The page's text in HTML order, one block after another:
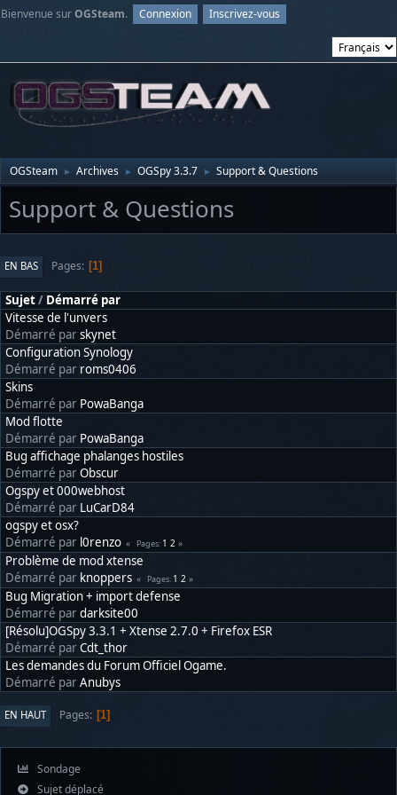
Bienvenue surOGSteam. Connexion Inscrivez-vous
OGSteam ► Archives ► OGSpy 3.3.7 ► Support & Questions
Support & Questions
EN BAS Pages 1
Sujet/ Démarré par
Vitesse de l'unvers
Démarré parskynet
Configuration Synology
Démarré par roms0406
Skins
Démarré par PowaBanga
Mod flotte
Démarré par PowaBanga
Bug affichage phalanges hostiles
Démarré parObscur
Ogspy et 000webhost
Démarré par LuCarD84
ogspy et osx?
Démarré par l0renzo Pages 1 2
Problème de mod xtense
Démarré par knoppers Pages 1 2
Bug Migration + import defense
Démarré pardarksite00
[Résolu]OGSpy 3.3.1 + Xtense 2.7.0 + Firefox ESR
Démarré parCdt_thor
Les demandes du Forum Officiel Ogame.
Démarré parAnubys
EN HAUT Pages 1
Sondage
Sujet déplacé